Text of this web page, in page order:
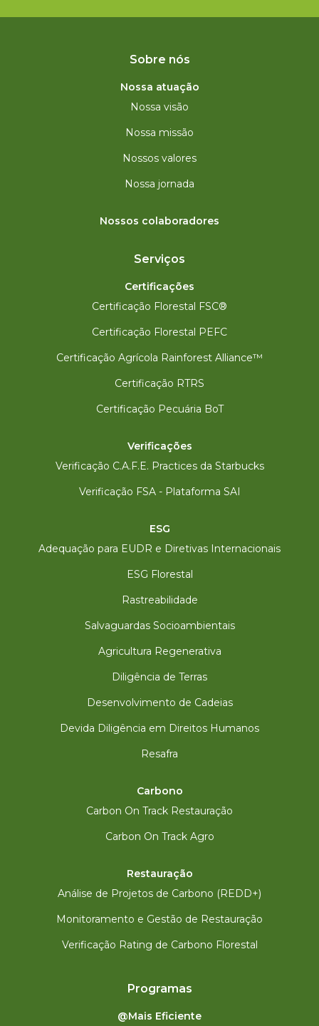
Sobre nós
Nossa atuação
Nossa visão
Nossa missão
Nossos valores
Nossa jornada
Nossos colaboradores
Serviços
Certificações
Certificação Florestal FSC®
Certificação Florestal PEFC
Certificação Agrícola Rainforest Alliance™
Certificação RTRS
Certificação Pecuária BoT
Verificações
Verificação C.A.F.E. Practices da Starbucks
Verificação FSA - Plataforma SAI
ESG
Adequação para EUDR e Diretivas Internacionais
ESG Florestal
Rastreabilidade
Salvaguardas Socioambientais
Agricultura Regenerativa
Diligência de Terras
Desenvolvimento de Cadeias
Devida Diligência em Direitos Humanos
Resafra
Carbono
Carbon On Track Restauração
Carbon On Track Agro
Restauração
Análise de Projetos de Carbono (REDD+)
Monitoramento e Gestão de Restauração
Verificação Rating de Carbono Florestal
Programas
@Mais Eficiente